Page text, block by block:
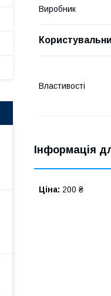
Виробник
Властивості
Інформація
Ціна: 200 ₴